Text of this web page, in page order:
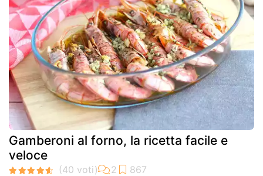
Gamberoni al forno, la ricetta facile e
veloce